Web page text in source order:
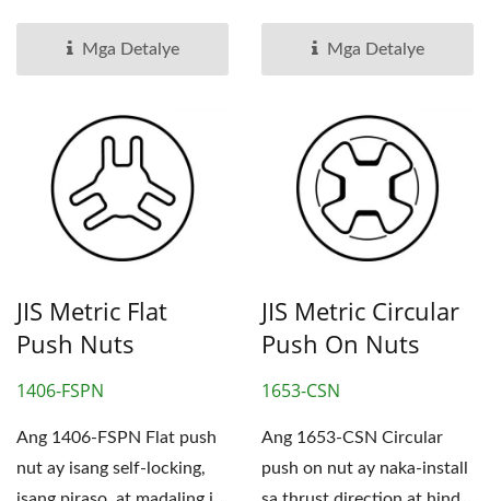
Mga Detalye
Mga Detalye
JIS Metric Flat
Push Nuts
1406-FSPN
Ang 1406-FSPN Flat push
nut ay isang self-locking,
JIS Metric Circular
Push On Nuts
1653-CSN
Ang 1653-CSN Circular
push on nut ay naka-install